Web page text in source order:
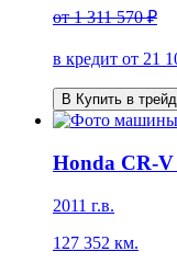
от1 311 570 ₽
в кредит от 21
В Купить в
Honda CR-
2011 г.в.
127 352 км.